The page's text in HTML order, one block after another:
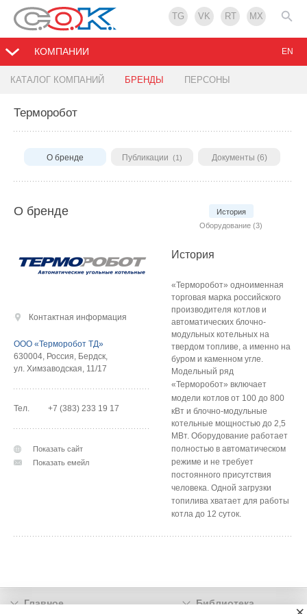
TG VK RT MX
КОМПАНИИ
КАТАЛОГ КОМПАНИЙ БРЕНДЫ ПЕРСОНЫ
EN
Терморобот
О бренде Публикации (1) Документы (6)
О бренде
История
Оборудование (3)
Контактная информация
ООО «Терморобот ТД»
630004, Россия, Бердск,
ул. Химзаводская, 11/17
Тел. +7 (383) 233 19 17
Показать сайт
Показать емейл
История
«Терморобот» одноименная
торговая марка российского
производителя котлов и
автоматических блочно-
модульных котельных на
твердом топливе, а именно на
буром и каменном угле.
Модельный ряд
«Терморобот» включает
модели котлов от 100 до 800
кВт и блочно-модульные
котельные мощностью до 2,5
МВт. Оборудование работает
полностью в автоматическом
режиме и не требует
постоянного присутствия
человека. Одной загрузки
топилива хватает для работы
котла до 12 суток.
Главное Библиотека